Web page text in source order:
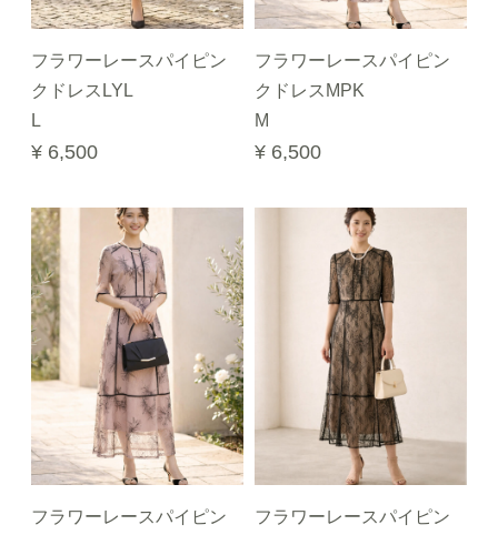
フラワーレースパイピン
クドレスLYL
L
¥ 6,500
フラワーレースパイピン
クドレスMPK
M
¥ 6,500
フラワーレースパイピン
フラワーレースパイピン